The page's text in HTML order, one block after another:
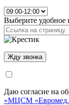
Выберите удобное
Даю согласие на
«МЦСМ «Евромед.